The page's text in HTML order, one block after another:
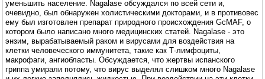
уменьшить население. Nagalase обсуждался по всей сети и,
очевидно, был обнаружен холистическими докторами, и в противовес
ему был изготовлен препарат природного происхождения GcMAF, о
котором было написано много медицинских статей. Nagalase - это
энзим, вырабатываемый раком и вирусами для воздействия на
клетки человеческого иммунитета, такие как Т-лимфоциты,
макрофаги, ангиобласты. Обсуждается, что жертвы испанского
гриппа умирали потому, что вирус выделял слишком много Nagalase